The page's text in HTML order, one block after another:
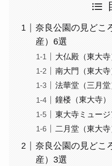
奈良公園の見どこ
産）6選
大仏殿（東大寺
南大門（東大寺
法華堂（三月堂
鐘楼（東大寺）
東大寺ミュージ
二月堂（東大寺
奈良公園の見どこ
産）3選